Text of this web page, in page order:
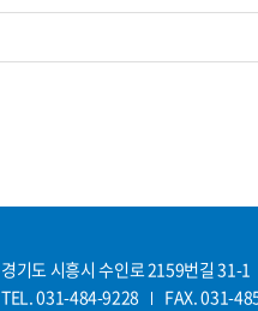
경기도 시흥시 수인로 2159번길 31-1
TEL. 031-484-9228
FAX. 031-